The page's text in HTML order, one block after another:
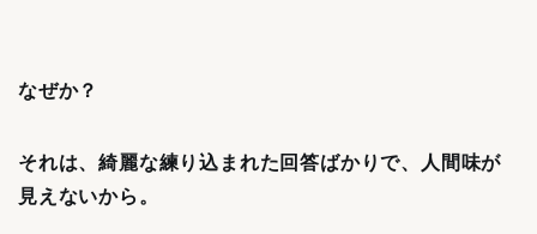
なぜか？
それは、綺麗な練り込まれた回答ばかりで、人間味が
見えないから。